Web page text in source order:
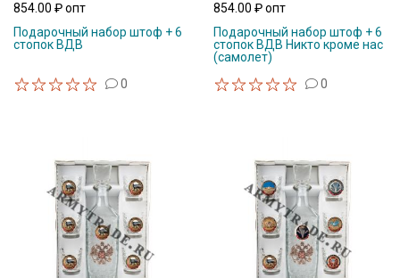
854.00 ₽ опт
Подарочный набор штоф + 6
стопок ВДВ
0
854.00 ₽ опт
Подарочный набор штоф + 6
стопок ВДВ Никто кроме нас
(самолет)
0